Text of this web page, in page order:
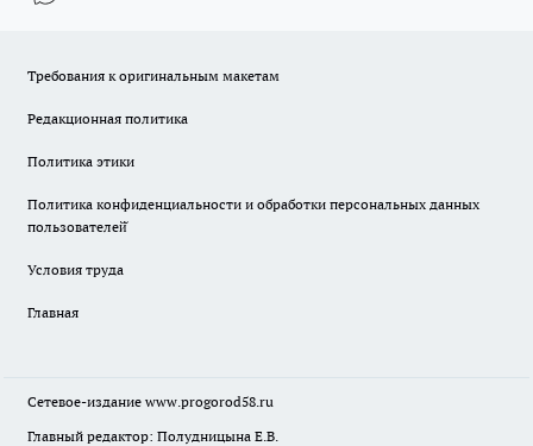
Требования к оригинальным макетам
Редакционная политика
Политика этики
Политика конфиденциальности и обработки персональных данных
пользователей̆
Условия труда
Главная
Сетевое-издание www.progorod58.ru
Главный редактор: Полудницына Е.В.